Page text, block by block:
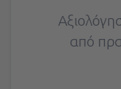
από